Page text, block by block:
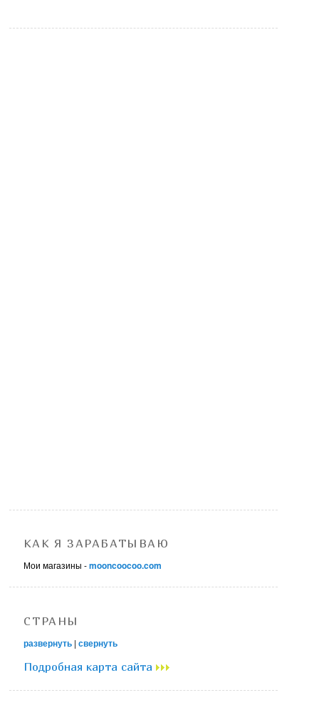
КАК Я ЗАРАБАТЫВАЮ
Мои магазины -mooncoocoo.com
СТРАНЫ
развернуть |свернуть
Подробная карта сайта